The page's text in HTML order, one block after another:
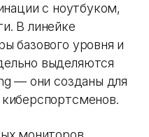
с ноутбуком,
В линейке
базового уровня и
выделяются
— они созданы для